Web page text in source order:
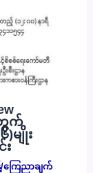
တွက်
မျိုး
ကြေညာချက်